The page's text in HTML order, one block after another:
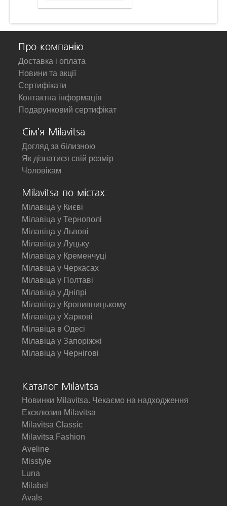
Про компанію
Доставка і оплата
Новини та акції
Сертифікати
Контактна інформація
Подарунковий сертифікат
Сім'я Milavitsa
Догляд за білизною
Як дізнатися свій розмір
Чоловікам
Milavitsa по містах:
Мілавіца у Києві
Мілавіца у Тернополі
Мілавіца у Львові
Мілавіца у Луцьку
Мілавіца у Кременчуці
Мілавіца у Черкасах
Мілавіца у Полтаві
Мілавіца у Дніпрі
Мілавіца у Кропивницькому
Мілавіца у Харкові
Мілавіца в Одесі
Мілавіца у Запоріжжі
Мілавіца у Чернігові
Каталог Milavitsa
Новинки Milavitsa. Чекаємо на надходження
Ексклюзив Milavitsa
Milavitsa Classic
Milavitsa Fashion
Aveline
Misstyle
Luna
Milabel
Avals